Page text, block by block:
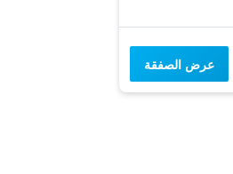
عرض الصفقة